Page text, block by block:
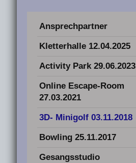
Ansprechpartner
Kletterhalle 12.04.2025
Activity Park 29.06.2023
Online Escape-Room
27.03.2021
3D- Minigolf 03.11.2018
Bowling 25.11.2017
Gesangsstudio